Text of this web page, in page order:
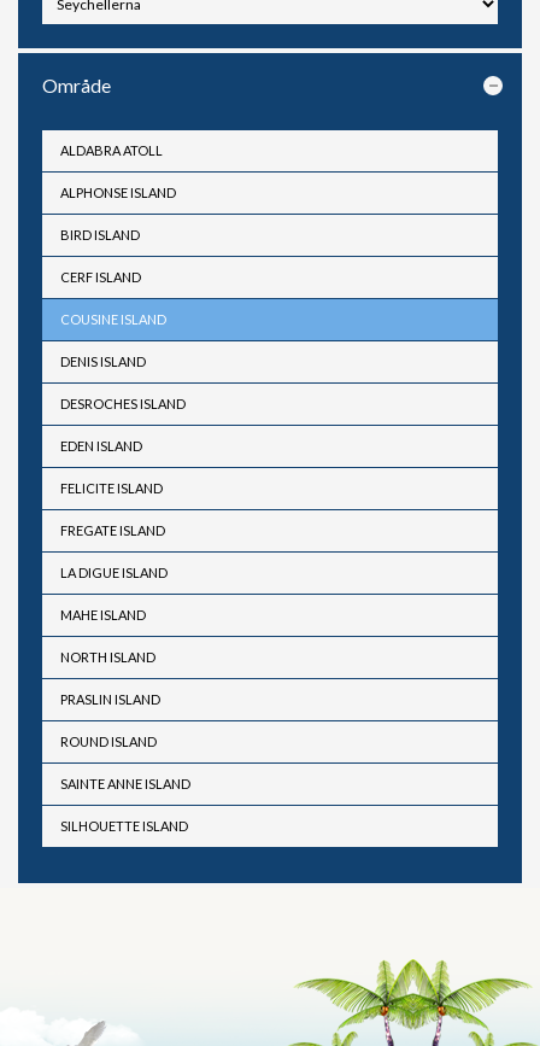
Område
ALDABRA ATOLL
ALPHONSE ISLAND
BIRD ISLAND
CERF ISLAND
COUSINE ISLAND
DENIS ISLAND
DESROCHES ISLAND
EDEN ISLAND
FELICITE ISLAND
FREGATE ISLAND
LA DIGUE ISLAND
MAHE ISLAND
NORTH ISLAND
PRASLIN ISLAND
ROUND ISLAND
SAINTE ANNE ISLAND
SILHOUETTE ISLAND